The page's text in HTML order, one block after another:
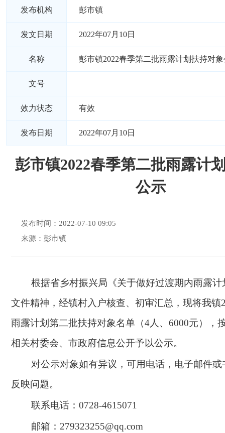
发布机构 彭市镇
发文日期 2022年07月10日
名称 彭市镇2022春季第二批雨露计划扶持对
文号
效力状态 有效
发布日期 2022年07月10日
彭市镇2022春季第二批雨露计
公示
发布时间：2022-07-10 09:05
来源：彭市镇
根据省乡村振兴局《关于做好过渡期内雨露
文件精神，经镇村入户核查、初审汇总，现将我镇
雨露计划第二批扶持对象名单（4人、 6000元），
相关村委会、市政府信息公开予以公示。
对公示对象如有异议，可用电话，电子邮件
反映问题。
联系电话： 0728-4615071
邮箱： 279323255@qq.com